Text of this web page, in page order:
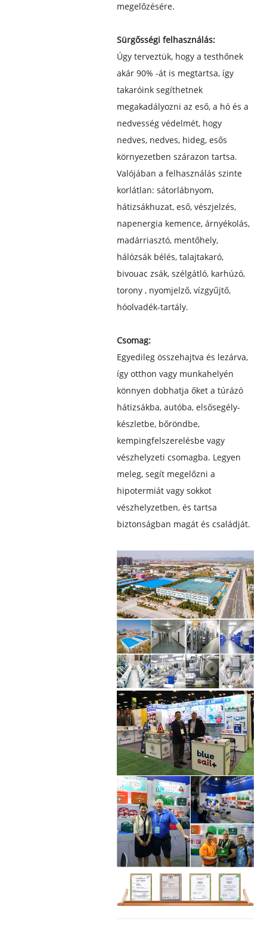
megelőzésére.
Sürgősségi felhasználás:
Úgy terveztük, hogy a testhőnek
akár 90% -át is megtartsa, így
takaróink segíthetnek
megakadályozni az eső, a hó és a
nedvesség védelmét, hogy
nedves, nedves, hideg, esős
környezetben szárazon tartsa.
Valójában a felhasználás szinte
korlátlan: sátorlábnyom,
hátizsákhuzat, eső, vészjelzés,
napenergia kemence, árnyékolás,
madárriasztó, mentőhely,
hálózsák bélés, talajtakaró,
bivouac zsák, szélgátló, karhúzó,
torony , nyomjelző, vízgyűjtő,
hóolvadék-tartály.
Csomag:
Egyedileg összehajtva és lezárva,
így otthon vagy munkahelyén
könnyen dobhatja őket a túrázó
hátizsákba, autóba, elsősegély-
készletbe, bőröndbe,
kempingfelszerelésbe vagy
vészhelyzeti csomagba. Legyen
meleg, segít megelőzni a
hipotermiát vagy sokkot
vészhelyzetben, és tartsa
biztonságban magát és családját.